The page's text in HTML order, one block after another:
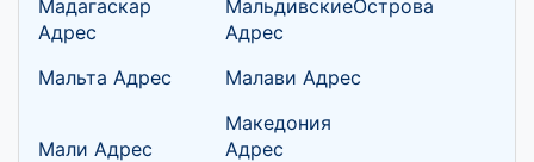
Мадагаскар
Адрес
МальдивскиеОстрова
Адрес
Мальта Адрес
Малави Адрес
Мали Адрес
Македония
Адрес